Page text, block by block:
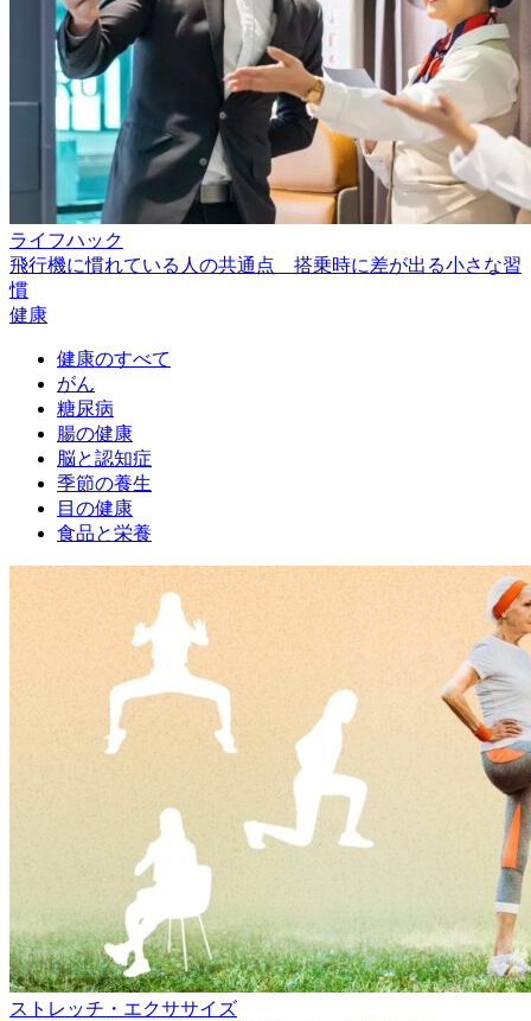
ライフハック
飛行機に慣れている人の共通点 搭乗時に差が出る小さな習
慣
健康
健康のすべて
がん
糖尿病
腸の健康
脳と認知症
季節の養生
目の健康
食品と栄養
ストレッチ・エクササイズ